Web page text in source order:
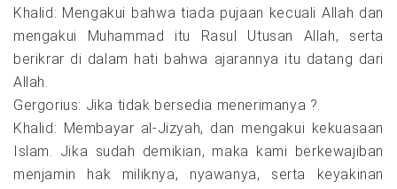
Khalid: Mengakui bahwa tiada pujaan kecuali Allah dan
mengakui Muhammad itu Rasul Utusan Allah, serta
berikrar di dalam hati bahwa ajarannya itu datang dari
Allah.
Gergorius: Jika tidak bersedia menerimanya ?.
Khalid: Membayar al-Jizyah, dan mengakui kekuasaan
Islam. Jika sudah demikian, maka kami berkewajiban
menjamin hak miliknya, nyawanya, serta keyakinan